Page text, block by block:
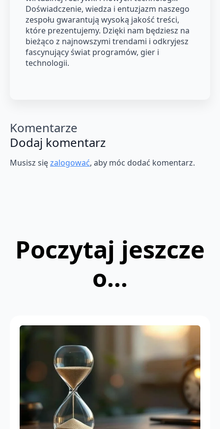
Doświadczenie, wiedza i entuzjazm naszego
zespołu gwarantują wysoką jakość treści,
które prezentujemy. Dzięki nam będziesz na
bieżąco z najnowszymi trendami i odkryjesz
fascynujący świat programów, gier i
technologii.
Komentarze
Dodaj komentarz
Musisz sięzalogować, aby móc dodać komentarz.
Poczytaj jeszcze
o...